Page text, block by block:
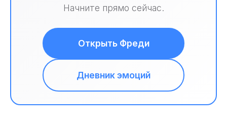
Начните прямо сейчас.
Открыть Фреди
Дневник эмоций